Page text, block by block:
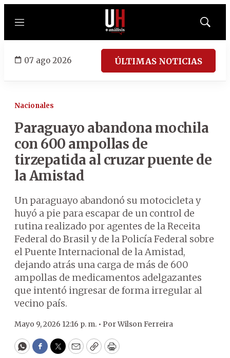
Menú
Mostrar
07 ago 2026 ÚLTIMAS NOTICIAS
Nacionales
Paraguayo abandona mochila
con 600 ampollas de
tirzepatida al cruzar puente de
la Amistad
Un paraguayo abandonó su motocicleta y
huyó a pie para escapar de un control de
rutina realizado por agentes de la Receita
Federal do Brasil y de la Policía Federal sobre
el Puente Internacional de la Amistad,
dejando atrás una carga de más de 600
ampollas de medicamentos adelgazantes
que intentó ingresar de forma irregular al
vecino país.
Mayo 9, 2026 12:16 p. m. • PorWilson Ferreira
WhatsApp
Facebook
Twitter
EmailCopyPrint